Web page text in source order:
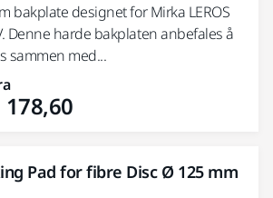
bakplate designet for Mirka LEROS
Denne harde bakplaten anbefales å
sammen med...
178,60
Pad for fibre Disc Ø 125 mm